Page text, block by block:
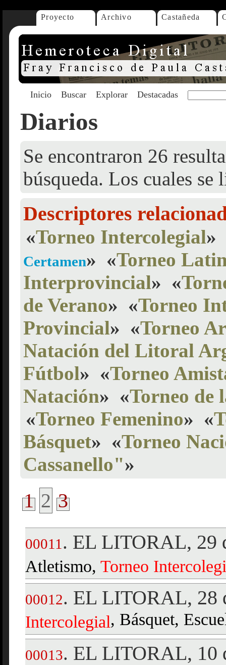
Proyecto Archivo Castañeda
Inicio Buscar Explorar Destacadas
Diarios
Se encontraron 26
búsqueda. Los cuales se
Descriptores
«Torneo Intercolegial»
Certamen» «Torneo
Interprovincial» «
de Verano» «Torneo
Provincial» «Torneo
Natación del Litoral
Fútbol» «Torneo
Natación» «Torneo de
«Torneo Femenino» «
Básquet» «Torneo
Cassanello"»
1 2 3
00011 . EL LITORAL, 29
Atletismo, Torneo
00012. EL LITORAL, 28
Intercolegial, Básquet,
00013. EL LITORAL, 10